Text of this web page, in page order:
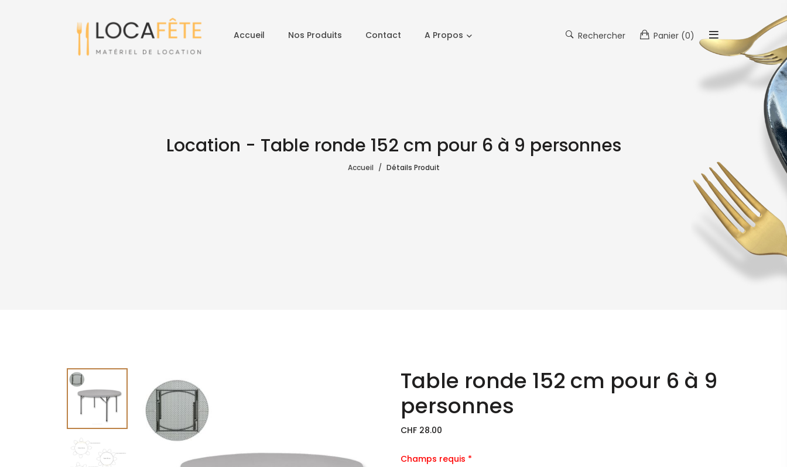
Accueil Nos Produits Contact A Propos Rechercher Panier (0)
Location - Table ronde 152 cm pour 6 à 9 personnes
Accueil Détails Produit
Table ronde 152 cm pour 6 à 9
personnes
CHF 28.00
Champs requis *